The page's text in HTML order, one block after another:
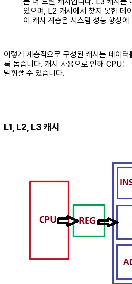
있으며, L2 캐시에서 찾지 못한 데
이 캐시 계층은 시스템 성능 향상에
이렇게 계층적으로 구성된 캐시는 데이
록 돕습니다. 캐시 사용으로 인해 CPU는
발휘할 수 있습니다.
L1, L2, L3 캐시